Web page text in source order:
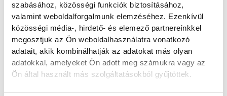
szabásához, közösségi funkciók biztosításához,
valamint weboldalforgalmunk elemzéséhez. Ezenkívül
közösségi média-, hirdető- és elemező partnereinkkel
megosztjuk az Ön weboldalhasználatra vonatkozó
adatait, akik kombinálhatják az adatokat más olyan
adatokkal, amelyeket Ön adott meg számukra vagy az
Ön által használt más szolgáltatásokból gyűjtöttek.
SZERZŐ
Schöngrundtner
Tamás
FOTÓS
Domján
Attila